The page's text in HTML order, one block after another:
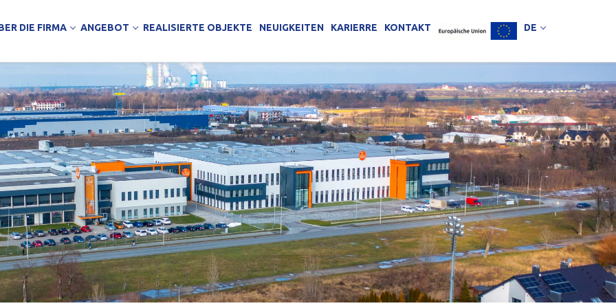
DIE FIRMA ANGEBOT REALISIERTE OBJEKTE NEUIGKEITEN KARIERRE KONTAKT DE
und Bürogebäude